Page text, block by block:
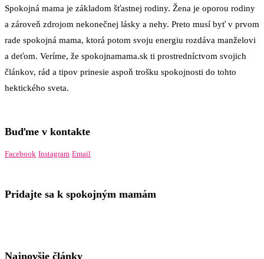
Spokojná mama je základom šťastnej rodiny. Žena je oporou rodiny
a zároveň zdrojom nekonečnej lásky a nehy. Preto musí byť v prvom
rade spokojná mama, ktorá potom svoju energiu rozdáva manželovi
a deťom. Veríme, že spokojnamama.sk ti prostredníctvom svojich
článkov, rád a tipov prinesie aspoň trošku spokojnosti do tohto
hektického sveta.
Buďme v kontakte
Facebook Instagram Email
Pridajte sa k spokojným mamám
Najnovšie články